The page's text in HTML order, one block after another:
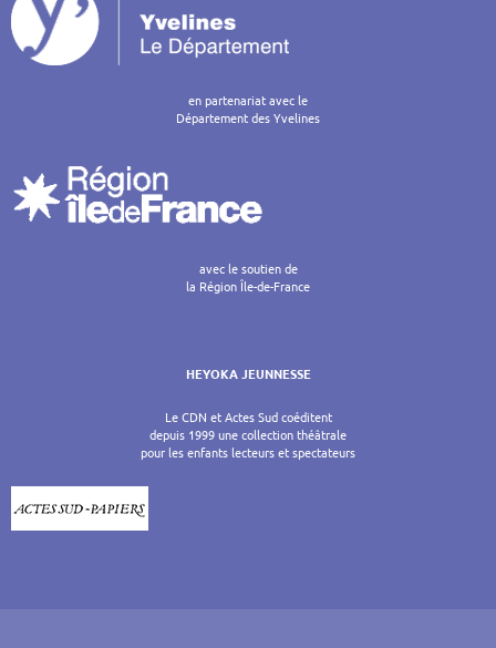
en partenariat avec le
Département des Yvelines
avec le soutien de
la Région Île-de-France
HEYOKA JEUNNESSE
Le CDN et Actes Sud coéditent
depuis 1999 une collection théâtrale
pour les enfants lecteurs et spectateurs